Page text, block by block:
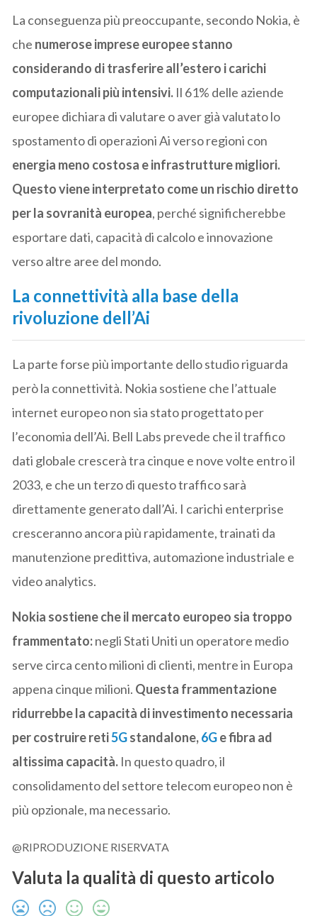
La conseguenza più preoccupante, secondo Nokia, è
che numerose imprese europee stanno
considerando di trasferire all’estero i carichi
computazionali più intensivi. Il 61% delle aziende
europee dichiara di valutare o aver già valutato lo
spostamento di operazioni Ai verso regioni con
energia meno costosa e infrastrutture migliori.
Questo viene interpretato come un rischio diretto
per la sovranità europea, perché significherebbe
esportare dati, capacità di calcolo e innovazione
verso altre aree del mondo.
La connettività alla base della
rivoluzione dell’Ai
La parte forse più importante dello studio riguarda
però la connettività. Nokia sostiene che l’attuale
internet europeo non sia stato progettato per
l’economia dell’Ai. Bell Labs prevede che il traffico
dati globale crescerà tra cinque e nove volte entro il
2033, e che un terzo di questo traffico sarà
direttamente generato dall’Ai. I carichi enterprise
cresceranno ancora più rapidamente, trainati da
manutenzione predittiva, automazione industriale e
video analytics.
Nokia sostiene che il mercato europeo sia troppo
frammentato:negli Stati Uniti un operatore medio
serve circa cento milioni di clienti, mentre in Europa
appena cinque milioni. Questa frammentazione
ridurrebbe la capacità di investimento necessaria
per costruire reti5Gstandalone,6Ge fibra ad
altissima capacità. In questo quadro, il
consolidamento del settore telecom europeo non è
più opzionale, ma necessario.
@RIPRODUZIONE RISERVATA
Valuta la qualità di questo articolo